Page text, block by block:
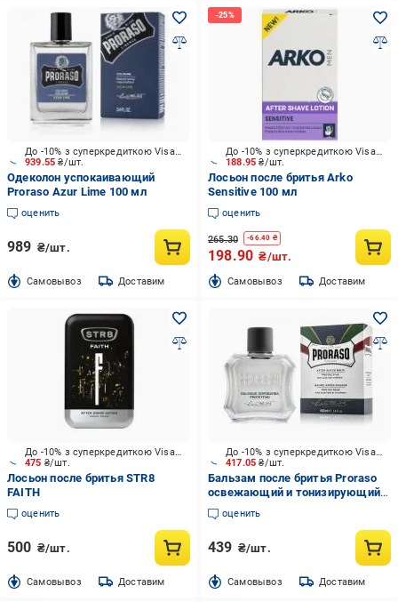
939.55₴/шт.
До -10% з суперкредиткою Visa Вигода
Одеколон успокаивающий
Proraso Azur Lime 100 мл
оценить
989 ₴/шт.
Cамовывоз Доставим
188.95₴/шт.
До -10% з суперкредиткою Visa Вигода
Лосьон после бритья Arko
Sensitive 100 мл
оценить
265.30 -66.40 ₴
198.90 ₴/шт.
Cамовывоз Доставим
475 ₴/шт.
До -10% з суперкредиткою Visa Вигода
Лосьон после бритья STR8
FAITH
оценить
500 ₴/шт.
Cамовывоз Доставим
417.05₴/шт.
До -10% з суперкредиткою Visa Вигода
Бальзам после бритья Proraso
освежающий и тонизирующий с
экстрактом эвкалипта и
ментолом 100 мл
оценить
439 ₴/шт.
Cамовывоз Доставим